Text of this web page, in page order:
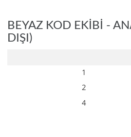
BEYAZ KOD EKİBİ -
DIŞI)
1
2
4